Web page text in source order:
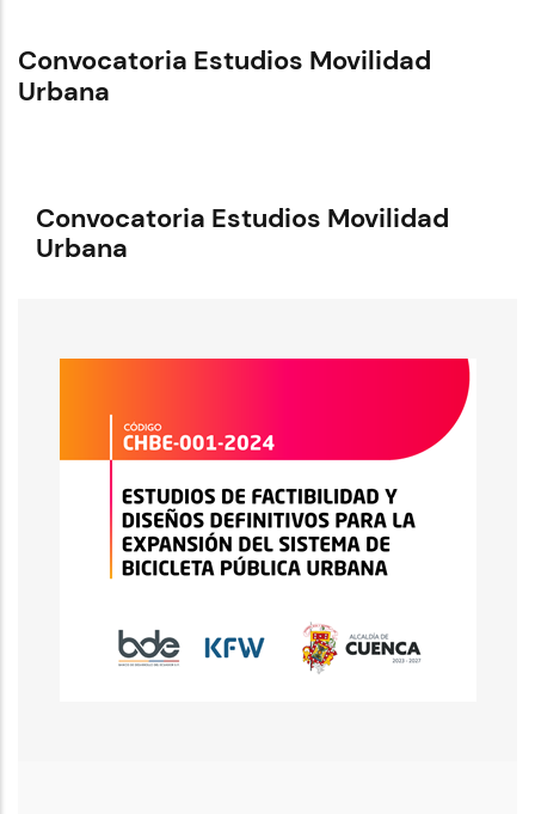
Convocatoria Estudios Movilidad
Urbana
Convocatoria Estudios Movilidad
Urbana